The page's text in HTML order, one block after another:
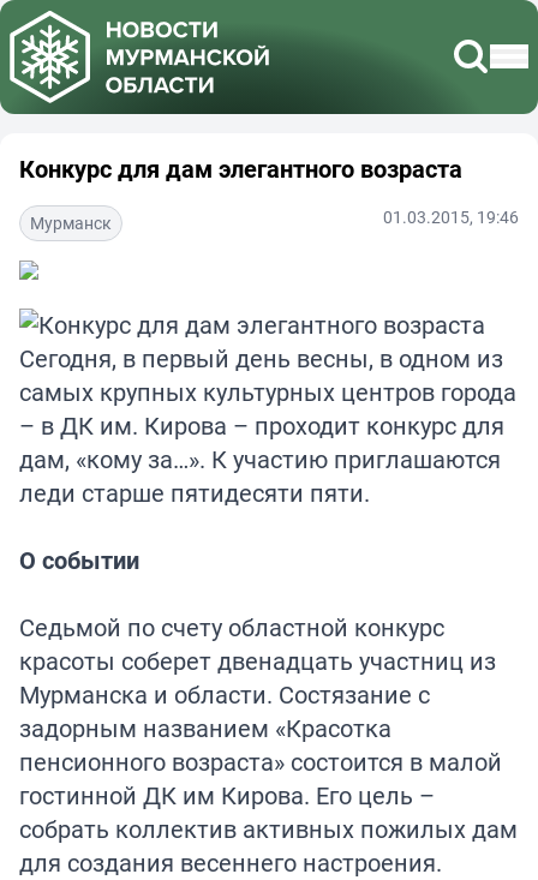
Конкурс для дам элегантного возраста
Мурманск 01.03.2015, 19:46
Сегодня, в первый день весны, в одном из
самых крупных культурных центров города
– в ДК им. Кирова – проходит конкурс для
дам, «кому за…». К участию приглашаются
леди старше пятидесяти пяти.
О событии
Седьмой по счету областной конкурс
красоты соберет двенадцать участниц из
Мурманска и области. Состязание с
задорным названием «Красотка
пенсионного возраста» состоится в малой
гостинной ДК им Кирова. Его цель –
собрать коллектив активных пожилых дам
для создания весеннего настроения.